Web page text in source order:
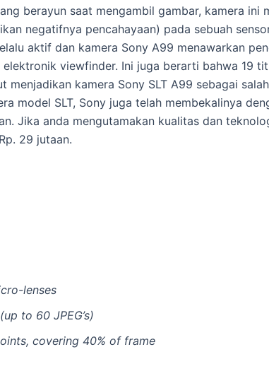
berayun saat mengambil gambar, kamera ini
negatifnya pencahayaan) pada sebuah
aktif dan kamera Sony A99 menawarkan
viewfinder. Ini juga berarti bahwa 19
kamera Sony SLT A99 sebagai
model SLT, Sony juga telah membekalinya
Jika anda mengutamakan kualitas dan
29 jutaan.
lenses
to 60 JPEG’s)
covering 40% of frame